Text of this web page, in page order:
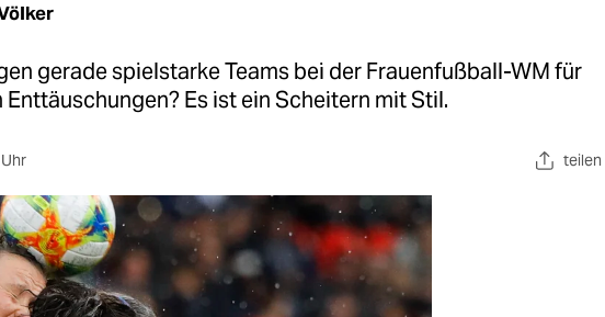
gerade spielstarke Teams bei der Frauenfußball-WM für
Es ist ein Scheitern mit Stil.
teilen